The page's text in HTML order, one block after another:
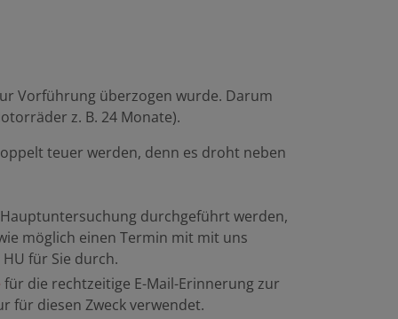
Vorführung überzogen wurde. Darum
z. B. 24 Monate).
teuer werden, denn es droht neben
durchgeführt werden,
möglich einen Termin mit mit uns
für Sie durch.
für die rechtzeitige E-Mail-Erinnerung zur
für diesen Zweck verwendet.